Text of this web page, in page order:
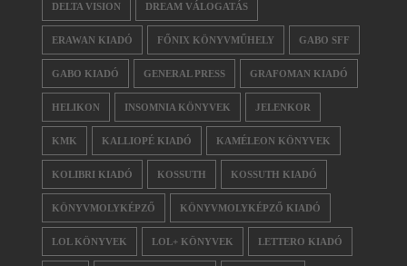
DELTA VISION DREAM VÁLOGATÁS
ERAWAN KIADÓ FŐNIX KÖNYVMŰHELY GABO SFF
GABO KIADÓ GENERAL PRESS GRAFOMAN KIADÓ
HELIKON INSOMNIA KÖNYVEK JELENKOR
KMK KALLIOPÉ KIADÓ KAMÉLEON KÖNYVEK
KOLIBRI KIADÓ KOSSUTH KOSSUTH KIADÓ
KÖNYVMOLYKÉPZŐ KÖNYVMOLYKÉPZŐ KIADÓ
LOL KÖNYVEK LOL+ KÖNYVEK LETTERO KIADÓ